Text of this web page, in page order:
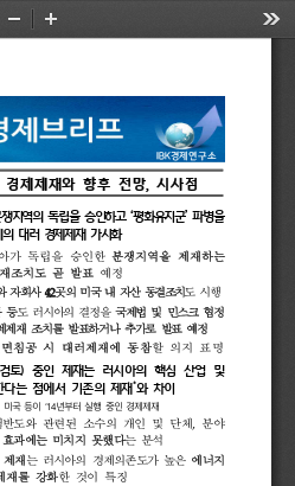
Zoom
경제제재와  향후  전망,  시사점
독립을  승인하고  ‘
평화유지군 ’  파병을 
대러  경제제재 
가시화
가 독립을 승인한 분쟁지역을
제재하는
조치도 곧 발표
예정
사 42곳의 미국 자산 동결조치 시행
등도 러시아의 국제법 및 민스크
협정
조치를 발표하거나 추가로
예정
침공 시 대러제재에 동참할 의지 표명
토 )  중인  제재는  러시아의  핵심  산업 
및 
점에서  기존의  제재 *와  차이
등이 ’14 년부터 실행 경제제재
관련된 소수의 개인 및 단체
분야
효과에는 미치지 못했다 는 분석
제재 는 러시아의 경제의존도가 높은
에너지
재를 강화 한 것이
특징
IBK경제연구소